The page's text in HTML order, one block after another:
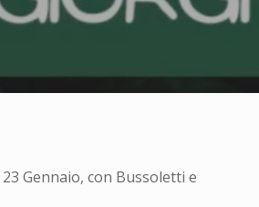
Gennaio, con Bussoletti e